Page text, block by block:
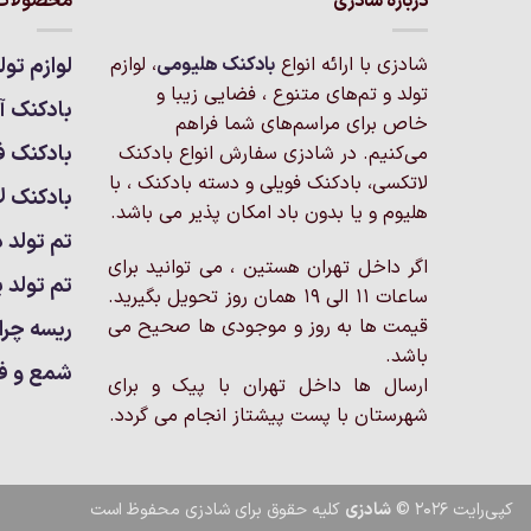
شادزی با ارائه انواع بادکنک‌ هلیومی، لوازم
تولد و تم‌های متنوع ، فضایی زیبا و
خاص برای مراسم‌های شما فراهم
می‌کنیم. در شادزی سفارش انواع بادکنک
لاتکسی، بادکنک فویلی و دسته بادکنک ، با
هلیوم و یا بدون باد امکان پذیر می باشد.
اگر داخل تهران هستین ، می توانید برای
ساعات 11 الی 19 همان روز تحویل بگیرید.
قیمت ها به روز و موجودی ها صحیح می
باشد.
ارسال ها داخل تهران با پیک و برای
شهرستان با پست پیشتاز انجام می گردد.
لوازم
بادکنک
بادکنک
بادکنک
تم تولد
تم تولد
ریسه
شمع و
کپی‌رایت 2026 © شادزی کلیه حقوق برای شادزی محفوظ است